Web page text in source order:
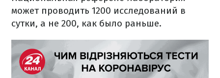
может проводить 1200 исследований в
сутки, а не 200, как было раньше.